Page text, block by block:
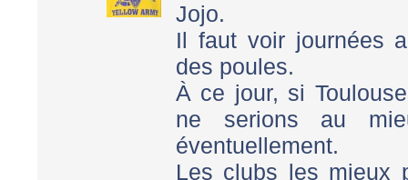
Jojo.
Il faut voir journées
des poules.
À ce jour, si
ne serions au
éventuellement.
Les clubs les mieux